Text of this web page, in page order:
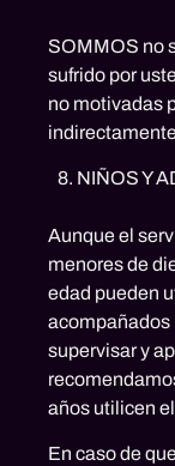
SOMMOS no
sufrido por
no motivadas
NIÑOS Y
Aunque el
menores de
edad pueden
acompañados
supervisar y
años utilicen
En caso de